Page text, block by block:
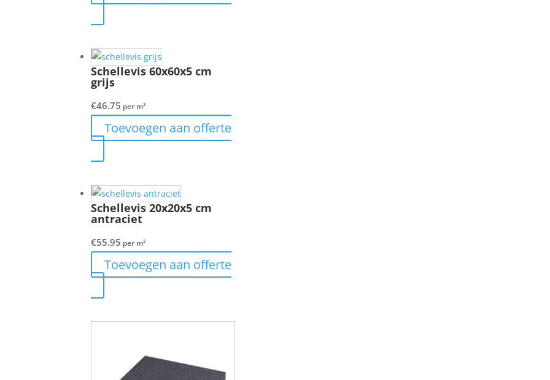
Schellevis 60x60x5 cm
grijs
€46.75 per m²
Toevoegen aan offerte
Schellevis 20x20x5 cm
antraciet
€55.95 per m²
Toevoegen aan offerte